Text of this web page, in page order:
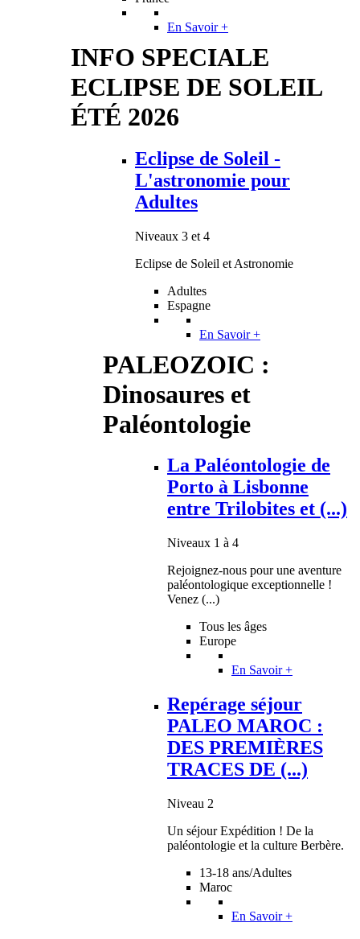
En Savoir +
INFO SPECIALE
ECLIPSE DE SOLEIL
ÉTÉ 2026
Eclipse de Soleil -
L'astronomie pour
Adultes
Niveaux 3 et 4
Eclipse de Soleil et Astronomie
Adultes
Espagne
En Savoir +
PALEOZOIC :
Dinosaures et
Paléontologie
La Paléontologie de
Porto à Lisbonne
entre Trilobites et (...)
Niveaux 1 à 4
Rejoignez-nous pour une aventure
paléontologique exceptionnelle !
Venez (...)
Tous les âges
Europe
En Savoir +
Repérage séjour
PALEO MAROC :
DES PREMIÈRES
TRACES DE (...)
Niveau 2
Un séjour Expédition ! De la
paléontologie et la culture Berbère.
13-18 ans/Adultes
Maroc
En Savoir +